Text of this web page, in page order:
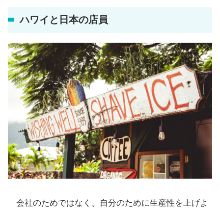
ハワイと日本の店員
会社のためではなく、自分のために生産性を上げよ